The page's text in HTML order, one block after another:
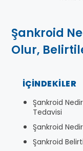
Şankroid
Olur,
İÇINDEKILER
Şankroid
Tedavisi
Şankroid
Şankroid